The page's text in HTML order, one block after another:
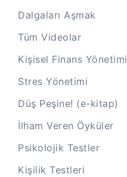
Dalgaları Aşmak
Tüm Videolar
Kişisel Finans Yönetimi
Stres Yönetimi
Düş Peşine! (e-kitap)
İlham Veren Öyküler
Psikolojik Testler
Kişilik Testleri